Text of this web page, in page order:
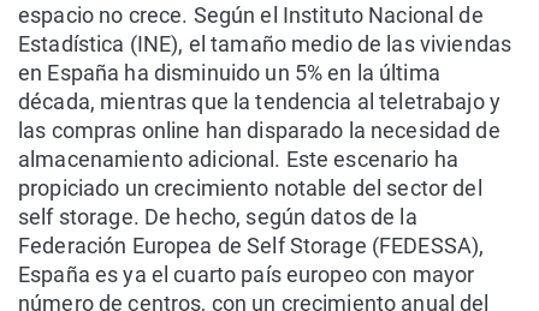
espacio no crece. Según el Instituto Nacional de
Estadística (INE), el tamaño medio de las viviendas
en España ha disminuido un 5% en la última
década, mientras que la tendencia al teletrabajo y
las compras online han disparado la necesidad de
almacenamiento adicional. Este escenario ha
propiciado un crecimiento notable del sector del
self storage. De hecho, según datos de la
Federación Europea de Self Storage (FEDESSA),
España es ya el cuarto país europeo con mayor
número de centros, con un crecimiento anual del